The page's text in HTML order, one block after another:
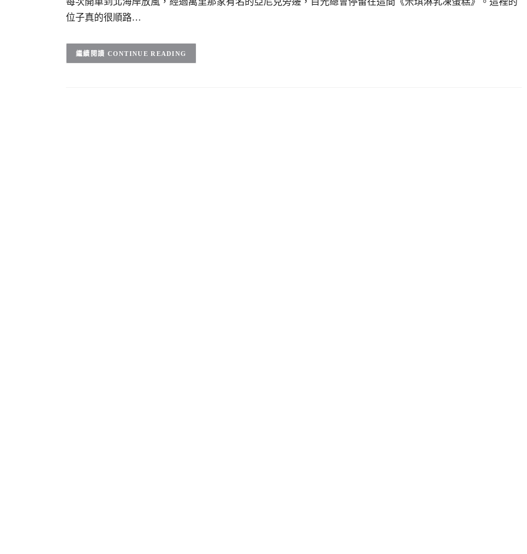
位子真的很順路…
CONTINUE READING